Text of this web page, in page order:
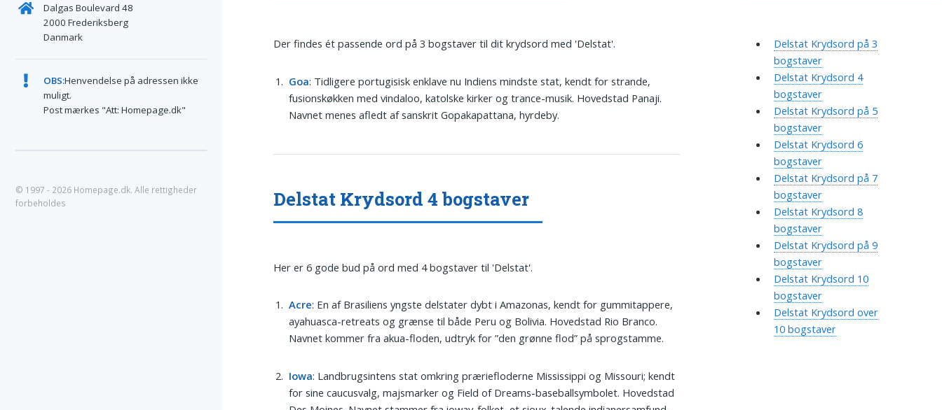
Der findes ét passende ord på 3 bogstaver til dit krydsord med 'Delstat'.
Goa: Tidligere portugisisk enklave nu Indiens mindste stat, kendt for strande,
fusionskøkken med vindaloo, katolske kirker og trance-musik. Hovedstad Panaji.
Navnet menes afledt af sanskrit Gopakapattana, hyrdeby.
Delstat Krydsord 4 bogstaver
Her er 6 gode bud på ord med 4 bogstaver til 'Delstat'.
Acre: En af Brasiliens yngste delstater dybt i Amazonas, kendt for gummitappere,
ayahuasca-retreats og grænse til både Peru og Bolivia. Hovedstad Rio Branco.
Navnet kommer fra akua-floden, udtryk for ”den grønne flod” på sprog­stamme.
Iowa: Landbrugsintens stat omkring præriefloderne Mississippi og Missouri; kendt
for sine caucusvalg, majsmarker og Field of Dreams-baseballsymbolet. Hovedstad
Delstat Krydsord på 3
bogstaver
Delstat Krydsord 4
bogstaver
Delstat Krydsord på 5
bogstaver
Delstat Krydsord 6
bogstaver
Delstat Krydsord på 7
bogstaver
Delstat Krydsord 8
bogstaver
Delstat Krydsord på 9
bogstaver
Delstat Krydsord 10
bogstaver
Delstat Krydsord over
10 bogstaver
Dalgas Boulevard 48
2000 Frederiksberg
Danmark
OBS:Henvendelse på adressen ikke
muligt.
Post mærkes "Att: Homepage.dk"
© 1997 - 2026 Homepage.dk. Alle rettigheder
forbeholdes